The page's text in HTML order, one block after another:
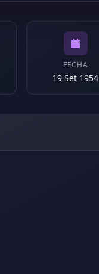
FECHA
19 Set 1954